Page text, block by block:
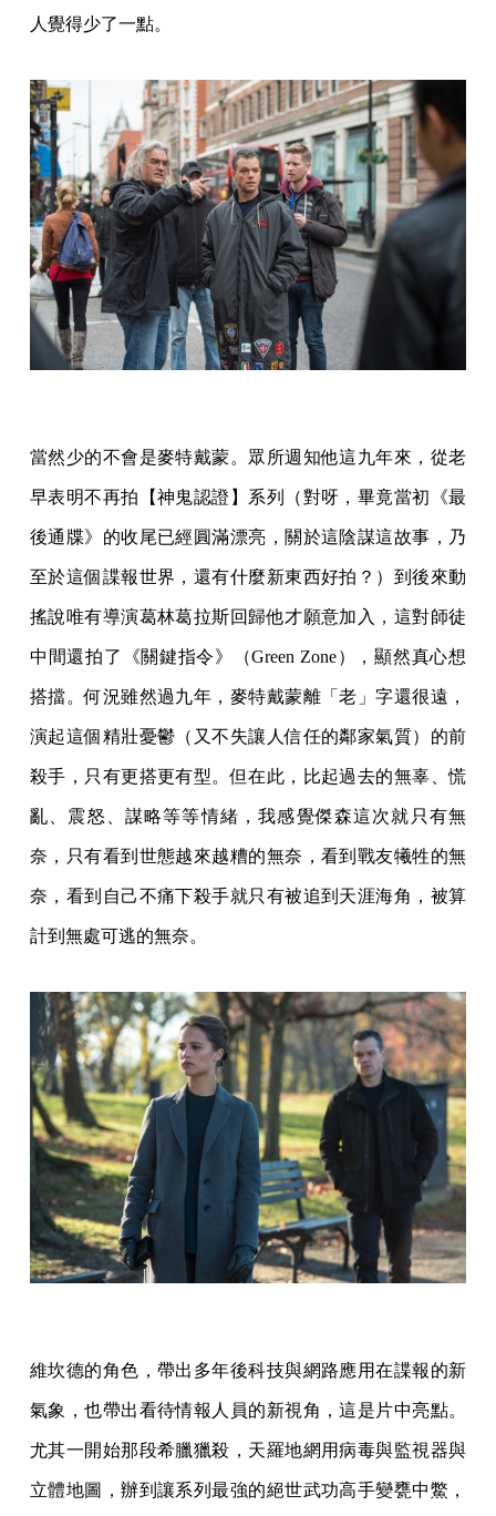
人覺得少了一點。
當然少的不會是麥特戴蒙。眾所週知他這九年來，從老
早表明不再拍【神鬼認證】系列（對呀，畢竟當初《最
後通牒》的收尾已經圓滿漂亮，關於這陰謀這故事，乃
至於這個諜報世界，還有什麼新東西好拍？）到後來動
搖說唯有導演葛林葛拉斯回歸他才願意加入，這對師徒
中間還拍了《關鍵指令》（Green Zone），顯然真心想
搭擋。何況雖然過九年，麥特戴蒙離「老」字還很遠，
演起這個精壯憂鬱（又不失讓人信任的鄰家氣質）的前
殺手，只有更搭更有型。但在此，比起過去的無辜、慌
亂、震怒、謀略等等情緒，我感覺傑森這次就只有無
奈，只有看到世態越來越糟的無奈，看到戰友犧牲的無
奈，看到自己不痛下殺手就只有被追到天涯海角，被算
計到無處可逃的無奈。
維坎德的角色，帶出多年後科技與網路應用在諜報的新
氣象，也帶出看待情報人員的新視角，這是片中亮點。
尤其一開始那段希臘獵殺，天羅地網用病毒與監視器與
立體地圖，辦到讓系列最強的絕世武功高手變甕中鱉，